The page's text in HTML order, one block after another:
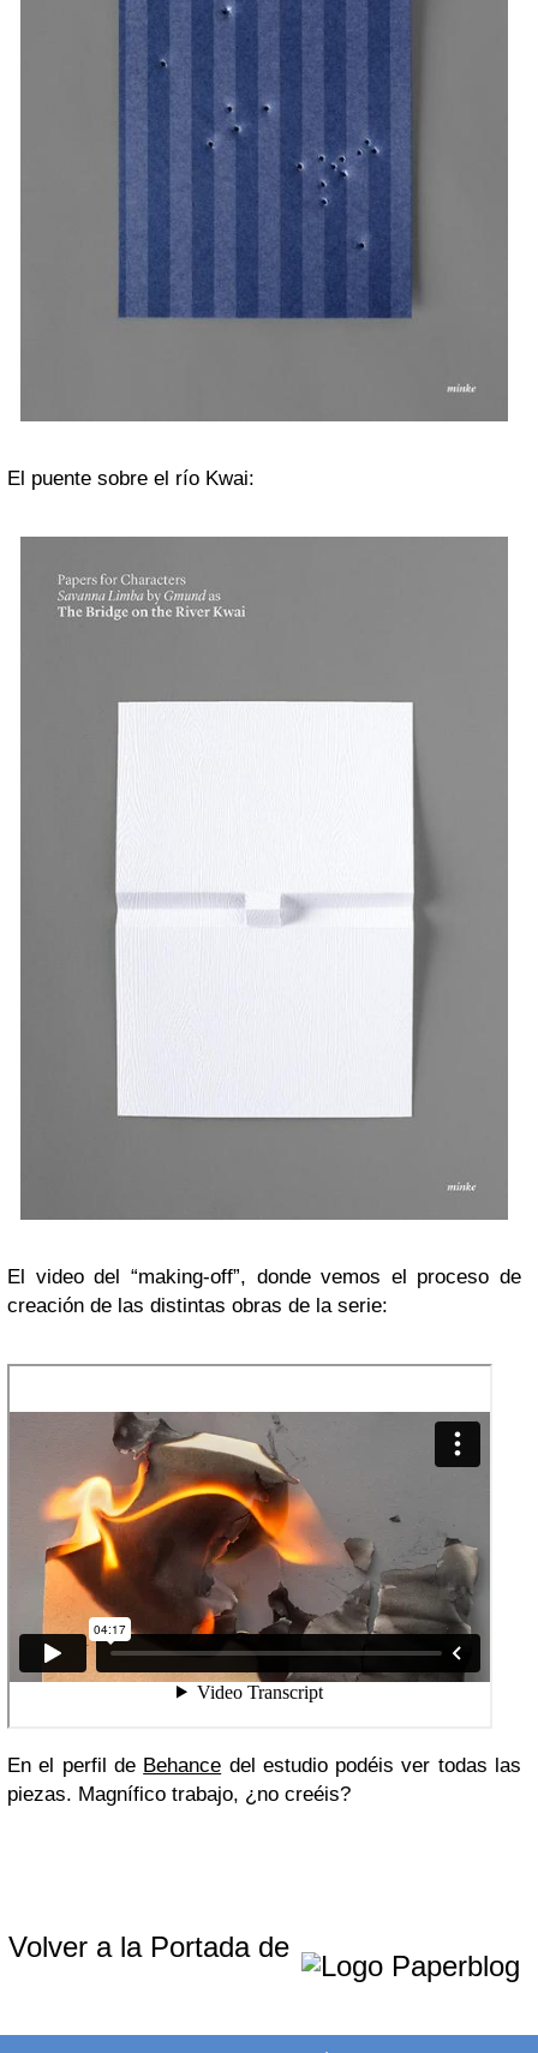
El puente sobre el río Kwai:
El video del “making-off”, donde vemos el proceso de
creación de las distintas obras de la serie:
En el perfil de Behance del estudio podéis ver todas las
piezas. Magnífico trabajo, ¿no creéis?
Volver a la Portada de